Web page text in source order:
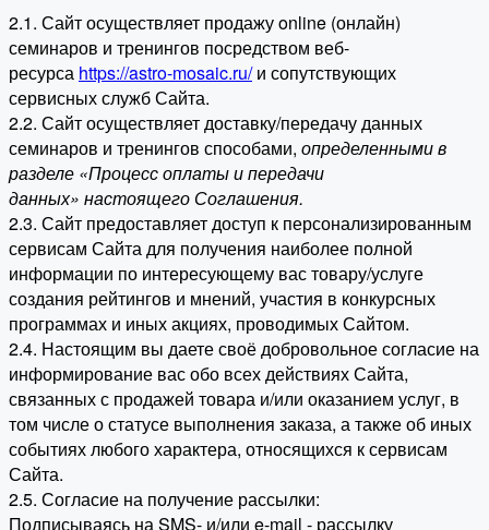
2.1. Сайт осуществляет продажу online (онлайн)
семинаров и тренингов посредством веб-
ресурса https://astro-mosaic.ru/и сопутствующих
сервисных служб Сайта.
2.2. Сайт осуществляет доставку/передачу данных
семинаров и тренингов способами, определенными в
разделе «Процесс оплаты и передачи
данных» настоящего Соглашения.
2.3. Сайт предоставляет доступ к персонализированным
сервисам Сайта для получения наиболее полной
информации по интересующему вас товару/услуге
создания рейтингов и мнений, участия в конкурсных
программах и иных акциях, проводимых Сайтом.
2.4. Настоящим вы даете своё добровольное согласие на
информирование вас обо всех действиях Сайта,
связанных с продажей товара и/или оказанием услуг, в
том числе о статусе выполнения заказа, а также об иных
событиях любого характера, относящихся к сервисам
Сайта.
2.5. Согласие на получение рассылки:
Подписываясь на SMS- и/или e-mail - рассылку